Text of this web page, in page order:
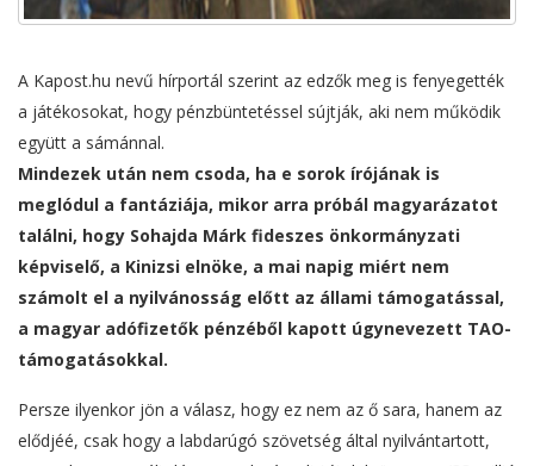
A Kapost.hu nevű hírportál szerint az edzők meg is fenyegették
a játékosokat, hogy pénzbüntetéssel sújtják, aki nem működik
együtt a sámánnal.
Mindezek után nem csoda, ha e sorok írójának is
meglódul a fantáziája, mikor arra próbál magyarázatot
találni, hogy Sohajda Márk fideszes önkormányzati
képviselő, a Kinizsi elnöke, a mai napig miért nem
számolt el a nyilvánosság előtt az állami támogatással,
a magyar adófizetők pénzéből kapott úgynevezett TAO-
támogatásokkal.
Persze ilyenkor jön a válasz, hogy ez nem az ő sara, hanem az
elődjéé, csak hogy a labdarúgó szövetség által nyilvántartott,